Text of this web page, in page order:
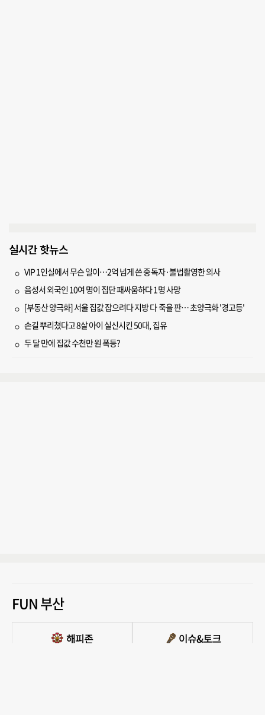
실시간 핫뉴스
VIP 1인실에서 무슨 일이…2억 넘게 쓴 중독자·불법촬영한 의사
음성서 외국인 10여 명이 집단 패싸움하다 1명 사망
[부동산 양극화] 서울 집값 잡으려다 지방 다 죽을 판… 초양극화 '경고등'
손길 뿌리쳤다고 8살 아이 실신시킨 50대, 집유
두 달 만에 집값 수천만 원 폭등?
FUN 부산